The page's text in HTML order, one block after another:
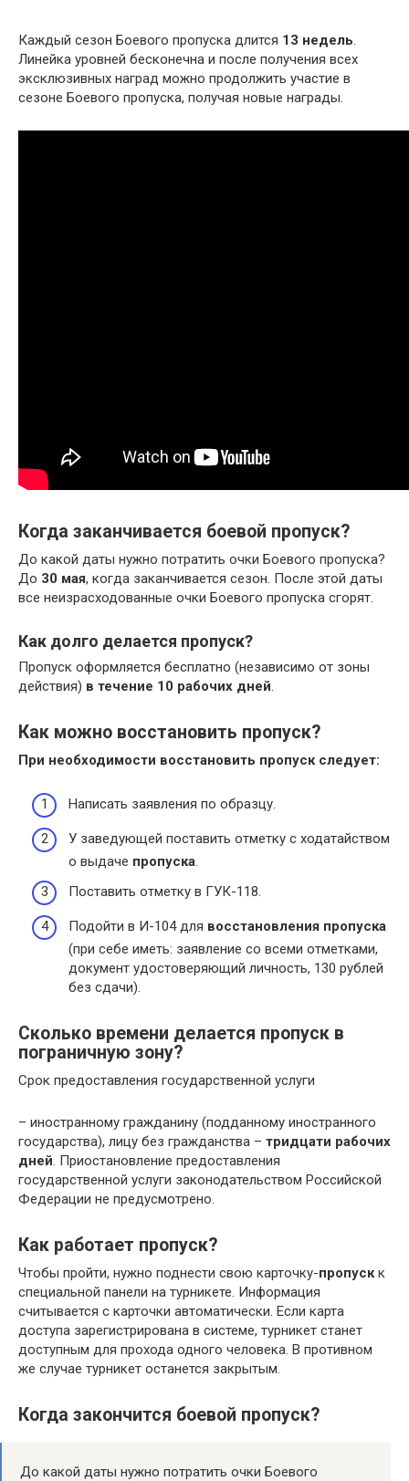
Каждый сезон Боевого пропуска длится 13 недель.
Линейка уровней бесконечна и после получения всех
эксклюзивных наград можно продолжить участие в
сезоне Боевого пропуска, получая новые награды.
Когда заканчивается боевой пропуск?
До какой даты нужно потратить очки Боевого пропуска?
До 30 мая, когда заканчивается сезон. После этой даты
все неизрасходованные очки Боевого пропуска сгорят.
Как долго делается пропуск?
Пропуск оформляется бесплатно (независимо от зоны
действия) в течение 10 рабочих дней.
Как можно восстановить пропуск?
При необходимости восстановить пропускследует:
Написать заявления по образцу.
У заведующей поставить отметку с ходатайством
о выдаче пропуска.
Поставить отметку в ГУК-118.
Подойти в И-104 для восстановления пропуска
(при себе иметь: заявление со всеми отметками,
документ удостоверяющий личность, 130 рублей
без сдачи).
Сколько времени делается пропуск в
пограничную зону?
Срок предоставления государственной услуги
– иностранному гражданину (подданному иностранного
государства), лицу без гражданства – тридцати рабочих
дней. Приостановление предоставления
государственной услуги законодательством Российской
Федерации не предусмотрено.
Как работает пропуск?
Чтобы пройти, нужно поднести свою карточку-пропускк
специальной панели на турникете. Информация
считывается с карточки автоматически. Если карта
доступа зарегистрирована в системе, турникет станет
доступным для прохода одного человека. В противном
же случае турникет останется закрытым.
Когда закончится боевой пропуск?
До какой даты нужно потратить очки Боевого